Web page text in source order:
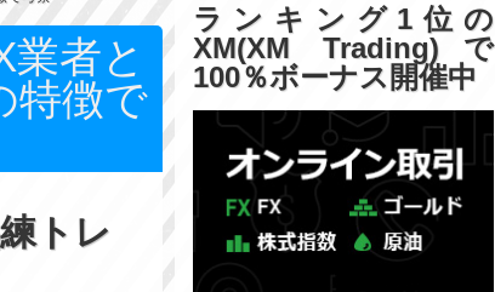
者と
特徴で
トレ
ランキング1位の
XM(XM Trading)で
100％ボーナス開催中